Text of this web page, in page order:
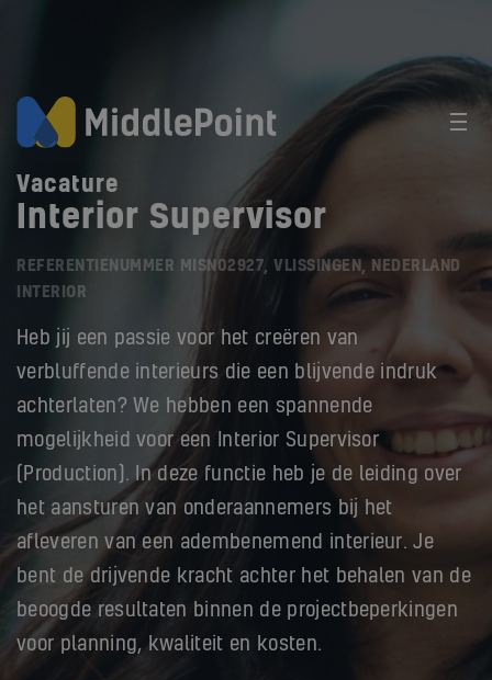
Vacature
Interior Supervisor
REFERENTIENUMMER MISN02927, VLISSINGEN, NEDERLAND
INTERIOR
Heb jij een passie voor het creëren van
verbluffende interieurs die een blijvende indruk
achterlaten? We hebben een spannende
mogelijkheid voor een Interior Supervisor
(Production). In deze functie heb je de leiding over
het aansturen van onderaannemers bij het
afleveren van een adembenemend interieur. Je
bent de drijvende kracht achter het behalen van de
beoogde resultaten binnen de projectbeperkingen
voor planning, kwaliteit en kosten.